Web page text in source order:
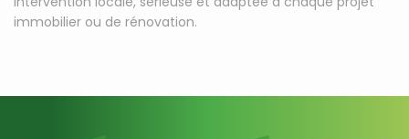
immobilier ou de rénovation.